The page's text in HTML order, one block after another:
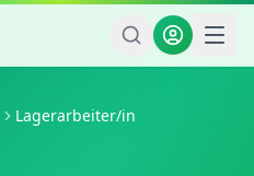
Lagerarbeiter/in